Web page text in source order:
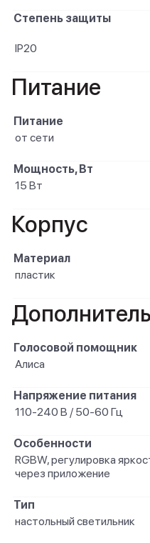
Степень защиты
IP20
Питание
Питание
от сети
Мощность, Вт
15 Вт
Корпус
Материал
пластик
Голосовой помощник
Алиса
Напряжение питания
110-240 В / 50-60 Гц
Особенности
RGBW, регулировка
через приложение
Тип
настольный светильник